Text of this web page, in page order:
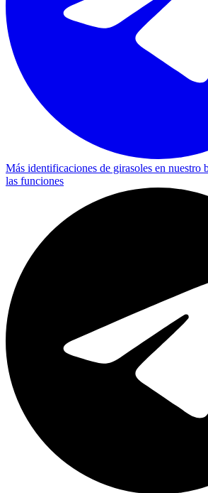
Más identificaciones de girasoles en nuestro
las funciones